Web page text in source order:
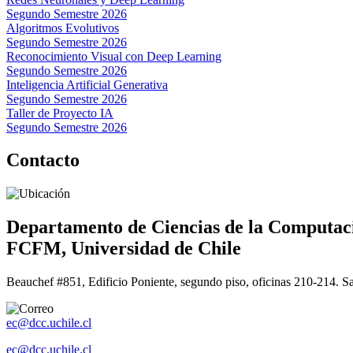
Segundo Semestre 2026
Algoritmos Evolutivos
Segundo Semestre 2026
Reconocimiento Visual con Deep Learning
Segundo Semestre 2026
Inteligencia Artificial Generativa
Segundo Semestre 2026
Taller de Proyecto IA
Segundo Semestre 2026
Contacto
Departamento de Ciencias de la
FCFM, Universidad de Chile
Beauchef #851, Edificio Poniente, segundo piso, oficinas 210-214.
ec@dcc.uchile.cl
ec@dcc.uchile.cl